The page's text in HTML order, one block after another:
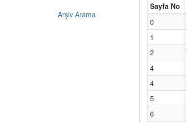
Arşiv Arama
Sayfa No
0
1
2
4
4
5
6